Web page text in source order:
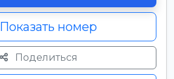
Показать номер
Поделиться